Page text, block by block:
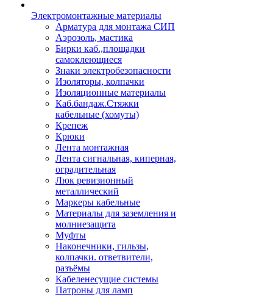
Электромонтажные материалы
Арматура для монтажа СИП
Аэрозоль, мастика
Бирки каб.,площадки
самоклеющиеся
Знаки электробезопасности
Изоляторы, колпачки
Изоляционные материалы
Каб.бандаж.Стяжки
кабельные (хомуты)
Крепеж
Крюки
Лента монтажная
Лента сигнальная, киперная,
оградительная
Люк ревизионный
металлический
Маркеры кабельные
Материалы для заземления и
молниезащита
Муфты
Наконечники, гильзы,
колпачки. ответвители,
разъёмы
Кабеленесущие системы
Патроны для ламп